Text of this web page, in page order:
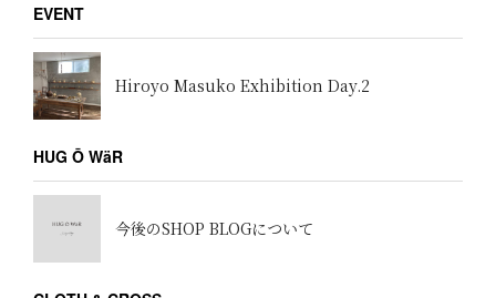
EVENT
Hiroyo Masuko Exhibition Day.2
HUG Ō WäR
今後のSHOP BLOGについて